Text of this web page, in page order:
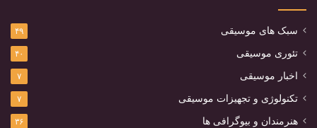
سبک های موسیقی ۴۹
تئوری موسیقی ۴۰
اخبار موسیقی ۷
تکنولوژی و تجهیزات موسیقی ۷
هنرمندان و بیوگرافی ها ۳۶